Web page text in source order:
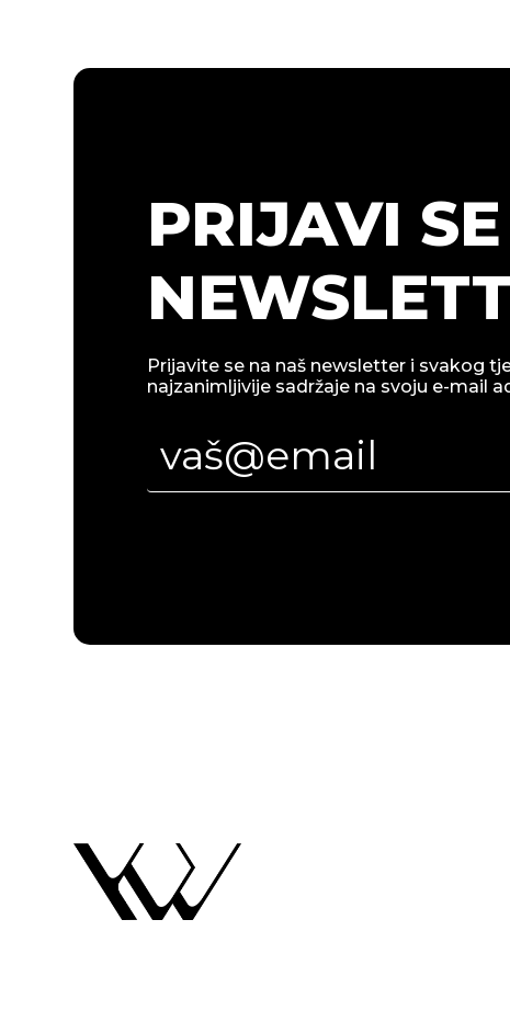
PRIJAVI
Prijavite se na naš newsletter i svakog
najzanimljivije sadržaje na svoju e-mail